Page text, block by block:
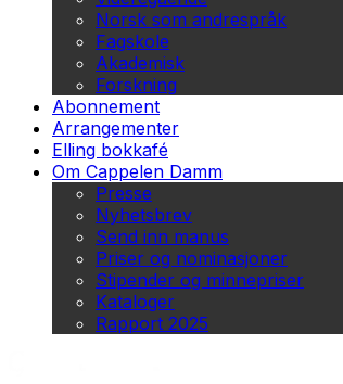
Norsk som andrespråk
Fagskole
Akademisk
Forskning
Abonnement
Arrangementer
Elling bokkafé
Om Cappelen Damm
Presse
Nyhetsbrev
Send inn manus
Priser og nominasjoner
Stipender og minnepriser
Kataloger
Rapport 2025